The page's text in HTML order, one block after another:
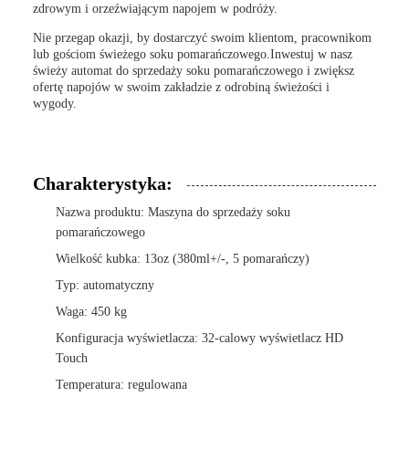
zdrowym i orzeźwiającym napojem w podróży.
Nie przegap okazji, by dostarczyć swoim klientom, pracownikom
lub gościom świeżego soku pomarańczowego.Inwestuj w nasz
świeży automat do sprzedaży soku pomarańczowego i zwiększ
ofertę napojów w swoim zakładzie z odrobiną świeżości i
wygody.
Charakterystyka:
Nazwa produktu: Maszyna do sprzedaży soku
pomarańczowego
Wielkość kubka: 13oz (380ml+/-, 5 pomarańczy)
Typ: automatyczny
Waga: 450 kg
Konfiguracja wyświetlacza: 32-calowy wyświetlacz HD
Touch
Temperatura: regulowana